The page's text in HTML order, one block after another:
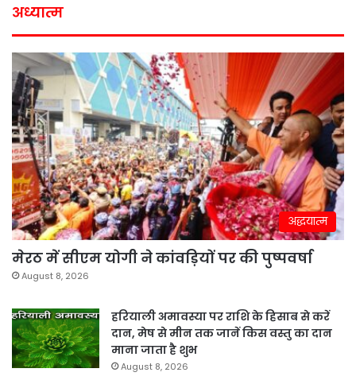
अध्यात्म
अद्धयात्म
मेरठ में सीएम योगी ने कांवड़ियों पर की पुष्पवर्षा
August 8, 2026
हरियाली अमावस्या पर राशि के हिसाब से करें
दान, मेष से मीन तक जानें किस वस्तु का दान
माना जाता है शुभ
August 8, 2026